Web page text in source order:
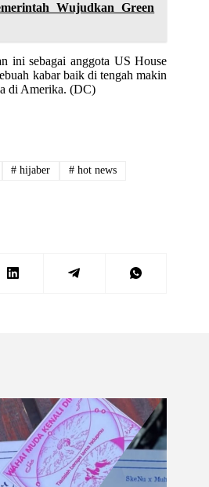
Wujudkan Green
ini sebagai anggota US House
kabar baik di tengah makin
di Amerika. (DC)
# hijaber # hot news